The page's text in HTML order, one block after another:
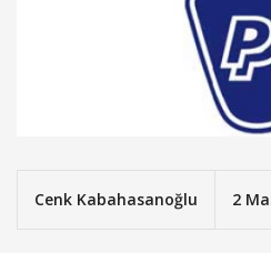
Cenk Kabahasanoğlu 2